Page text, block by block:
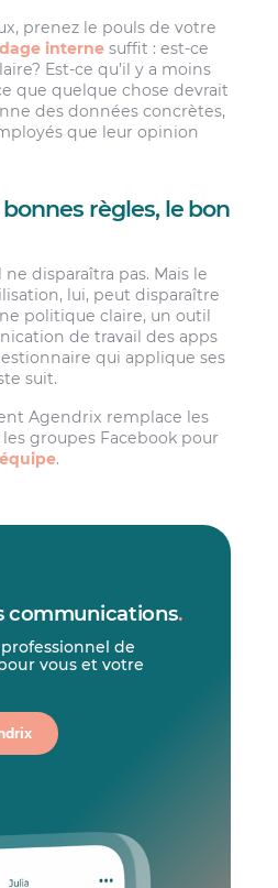
prenez le pouls de votre
interne suffit : est-ce
Est-ce qu’il y a moins
que quelque chose devrait
des données concrètes,
que leur opinion
règles, le bon
disparaîtra pas. Mais le
lui, peut disparaître
politique claire, un outil
de travail des apps
qui applique ses
suit.
Agendrix remplace les
groupes Facebook pour
.
communications.
de
vous et votre